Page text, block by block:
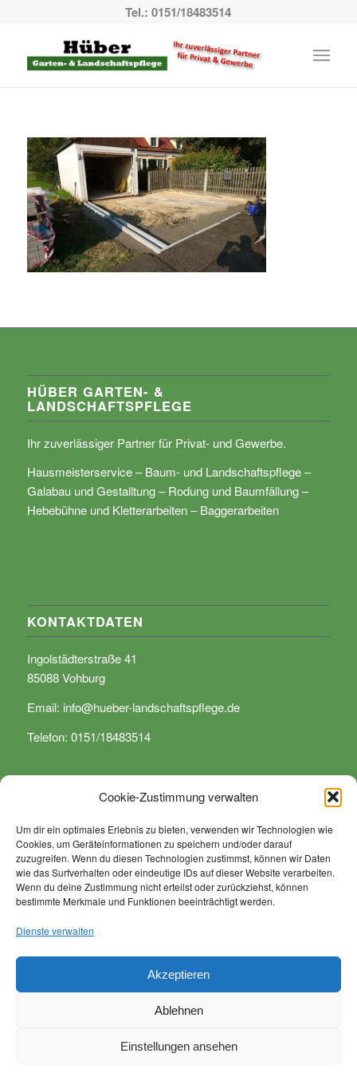
Cookie-Zustimmung verwalten
Um dir ein optimales Erlebnis zu bieten, verwenden wir Technologien wie
Cookies, um Geräteinformationen zu speichern und/oder darauf
zuzugreifen. Wenn du diesen Technologien zustimmst, können wir Daten
wie das Surfverhalten oder eindeutige IDs auf dieser Website verarbeiten.
Wenn du deine Zustimmung nicht erteilst oder zurückziehst, können
bestimmte Merkmale und Funktionen beeinträchtigt werden.
Dienste verwalten
Akzeptieren
Ablehnen
Einstellungen ansehen
Tel.: 0151/18483514
HÜBER GARTEN- &
LANDSCHAFTSPFLEGE
Ihr zuverlässiger Partner für Privat- und Gewerbe.
Hausmeisterservice – Baum- und Landschaftspflege –
Galabau und Gestalltung – Rodung und Baumfällung –
Hebebühne und Kletterarbeiten – Baggerarbeiten
KONTAKTDATEN
Ingolstädterstraße 41
85088 Vohburg
Email: info@hueber-landschaftspflege.de
Telefon: 0151/18483514
WIR SIND SPEZIALISIERT …
… auf sämtliche Arbeiten rund um Dienstleistungen in den
Bereichen Grünanlagenpflege, Landschaftspflege,
und Baumfällarbeiten.
© Copyright - Firma Hüber Garten- und Landschaftspflege -